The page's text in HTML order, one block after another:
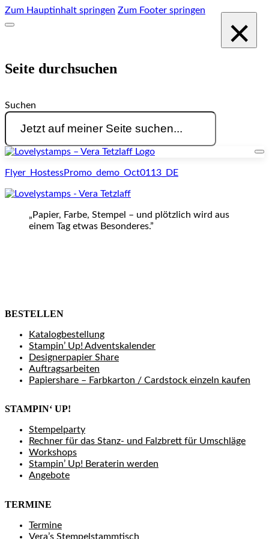
Zum Hauptinhalt springen Zum Footer springen
Seite durchsuchen
Suchen
×
Flyer_HostessPromo_demo_Oct0113_DE
„Papier, Farbe, Stempel – und plötzlich wird aus
einem Tag etwas Besonderes.”
BESTELLEN
Katalogbestellung
Stampin’ Up! Adventskalender
Designerpapier Share
Auftragsarbeiten
Papiershare – Farbkarton / Cardstock einzeln kaufen
STAMPIN‘ UP!
Stempelparty
Rechner für das Stanz- und Falzbrett für Umschläge
Workshops
Stampin’ Up! Beraterin werden
Angebote
TERMINE
Termine
Vera’s Stempelstammtisch